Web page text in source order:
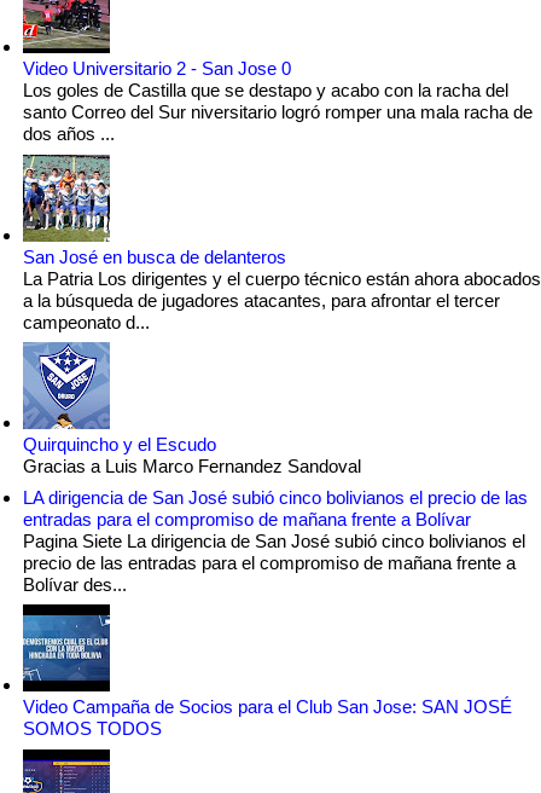
Video Universitario 2 - San Jose 0
Los goles de Castilla que se destapo y acabo con la racha del
santo Correo del Sur niversitario logró romper una mala racha de
dos años ...
San José en busca de delanteros
La Patria Los dirigentes y el cuerpo técnico están ahora abocados
a la búsqueda de jugadores atacantes, para afrontar el tercer
campeonato d...
Quirquincho y el Escudo
Gracias a Luis Marco Fernandez Sandoval
LA dirigencia de San José subió cinco bolivianos el precio de las
entradas para el compromiso de mañana frente a Bolívar
Pagina Siete La dirigencia de San José subió cinco bolivianos el
precio de las entradas para el compromiso de mañana frente a
Bolívar des...
Video Campaña de Socios para el Club San Jose: SAN JOSÉ
SOMOS TODOS